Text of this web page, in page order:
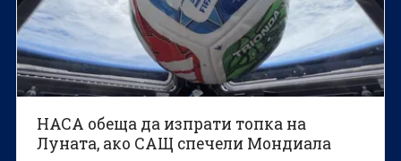
НАСА обеща да изпрати топка на
Луната, ако САЩ спечели Мондиала